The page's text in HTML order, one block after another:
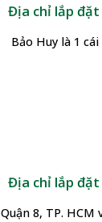
Địa chỉ lắp
Bảo Huy là 1
Địa chỉ lắp
Quận 8, TP.